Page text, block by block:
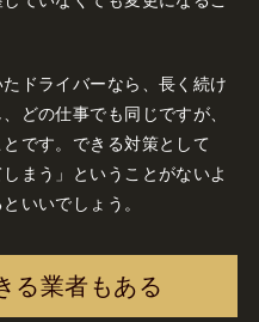
ドライバーなら、長く続け
どの仕事でも同じですが、
です。できる対策として
まう」ということがないよ
いいでしょう。
る業者もある